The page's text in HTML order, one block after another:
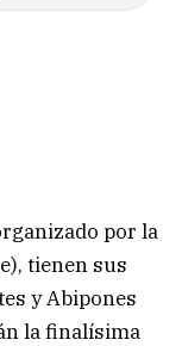
por la
tienen sus
y Abipones
la finalísima